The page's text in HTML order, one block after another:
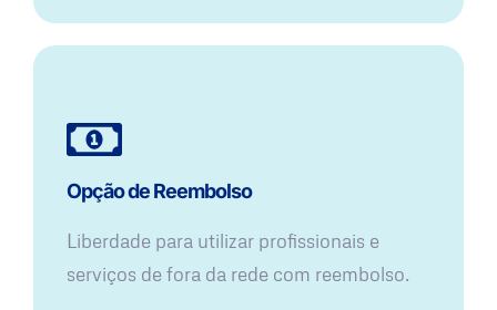
Opção de Reembolso
Liberdade para utilizar profissionais e
serviços de fora da rede com reembolso.